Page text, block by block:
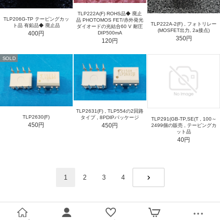
TLP206G-TP テーピングカッ
ト品 有鉛品◆ 廃止品
400円
TLP222A(F) ROHS品◆ 廃止
品 PHOTOMOS FET/赤外発光
ダイオードの光結合60 V 耐圧
DIP500mA
120円
TLP222A-2(F) , フォトリレー
(MOSFET出力, 2a接点)
350円
SOLD
TLP2630(F)
450円
TLP2631(F) , TLP554の2回路
タイプ , 8PDIPパッケージ
450円
TLP291(GB-TP,SE(T , 100～
2499個の販売 , テーピングカ
ット品
40円
1 2 3
4